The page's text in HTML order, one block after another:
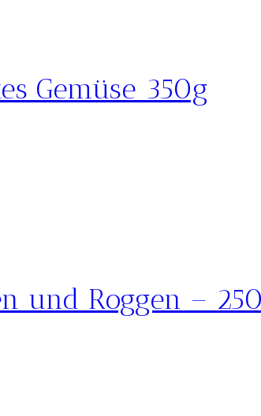
Gemüse 350g
und Roggen –